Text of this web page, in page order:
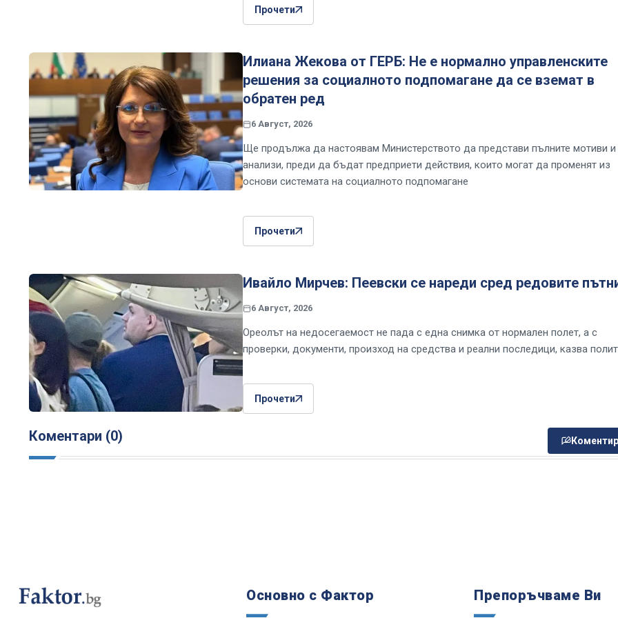
Прочети
Илиана Жекова от ГЕРБ: Не е нормално управленските
решения за социалното подпомагане да се вземат в
обратен ред
6 Август, 2026
Ще продължа да настоявам Министерството да представи пълните мотиви и
анализи, преди да бъдат предприети действия, които могат да променят из
основи системата на социалното подпомагане
Прочети
Ивайло Мирчев: Пеевски се нареди сред редовите
6 Август, 2026
Ореолът на недосегаемост не пада с една снимка от нормален полет, а с
проверки, документи, произход на средства и реални последици, казва
Прочети
Коментари (0)
Основно с Фактор Препоръчваме Ви